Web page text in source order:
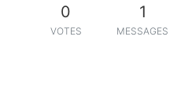
0
VOTES
1
MESSAGES